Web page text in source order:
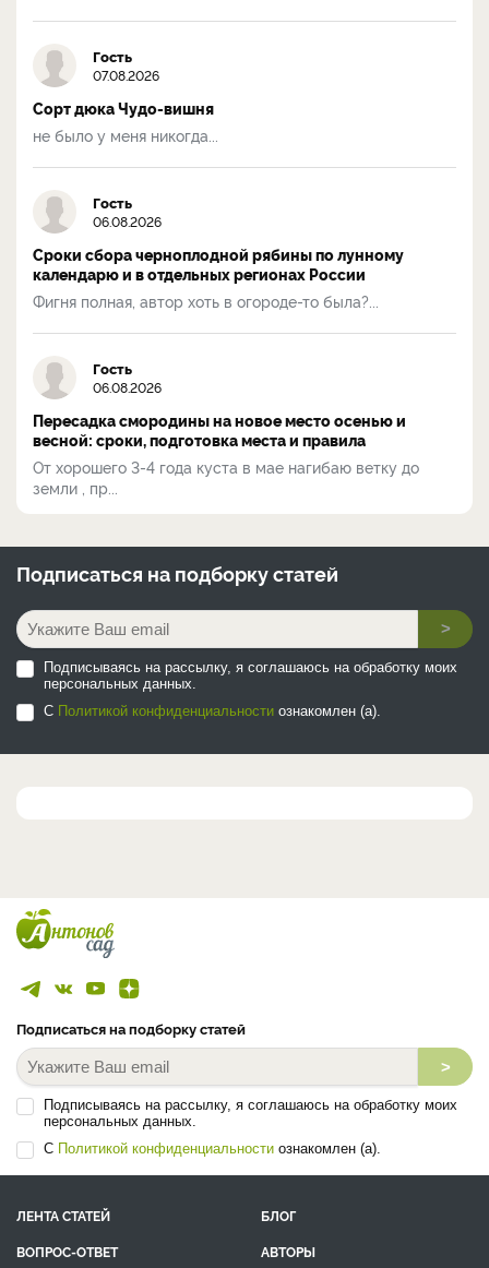
Гость
07.08.2026
Сорт дюка Чудо-вишня
не было у меня никогда...
Гость
06.08.2026
Сроки сбора черноплодной рябины по лунному
календарю и в отдельных регионах России
Фигня полная, автор хоть в огороде-то была?...
Гость
06.08.2026
Пересадка смородины на новое место осенью и
весной: сроки, подготовка места и правила
От хорошего 3-4 года куста в мае нагибаю ветку до
земли , пр...
Подписаться на подборку статей
>
Подписываясь на рассылку, я соглашаюсь на обработку моих
персональных данных.
С Политикой конфиденциальности ознакомлен (а).
Подписаться на подборку статей
>
Подписываясь на рассылку, я соглашаюсь на обработку моих
персональных данных.
С Политикой конфиденциальности ознакомлен (а).
ЛЕНТА СТАТЕЙ
БЛОГ
ВОПРОС-ОТВЕТ
АВТОРЫ